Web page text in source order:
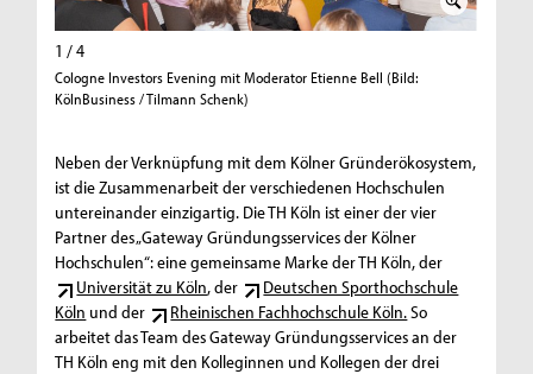
1 / 4
Cologne Investors Evening mit Moderator Etienne Bell (Bild:
KölnBusiness / Tilmann Schenk)
Neben der Verknüpfung mit dem Kölner Gründerökosystem,
ist die Zusammenarbeit der verschiedenen Hochschulen
untereinander einzigartig. Die TH Köln ist einer der vier
Partner des „Gateway Gründungsservices der Kölner
Hochschulen“: eine gemeinsame Marke der TH Köln, der
Universität zu Köln, der
Deutschen Sporthochschule
Köln und der Rheinischen Fachhochschule Köln.So
arbeitet das Team des Gateway Gründungsservices an der
TH Köln eng mit den Kolleginnen und Kollegen der drei